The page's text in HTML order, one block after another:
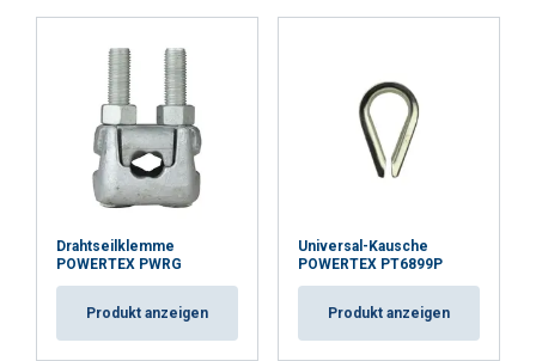
Drahtseilklemme
POWERTEX PWRG
Produkt anzeigen
Universal-Kausche
POWERTEX PT6899P
Produkt anzeigen